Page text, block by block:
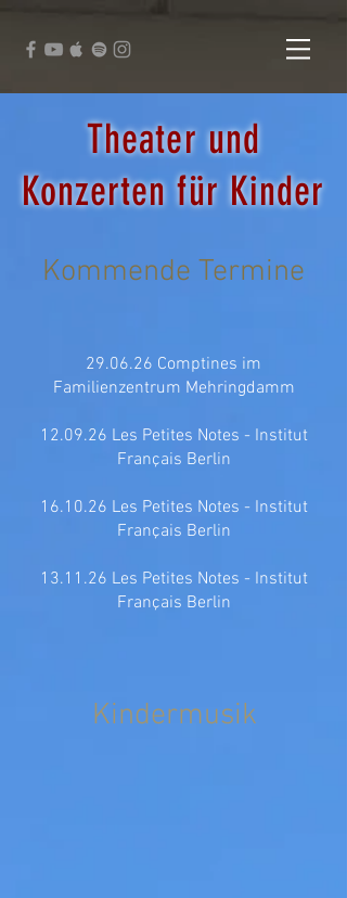
Theater und
Konzerten für Kinder
Kommende Termine
​29.06.26 Comptines im
Familienzentrum Mehringdamm
12.09.26 Les Petites Notes - Institut
Français Berlin
16.10.26 Les Petites Notes - Institut
Français Berlin
13.11.26 Les Petites Notes - Institut
Français Berlin
Kindermusik